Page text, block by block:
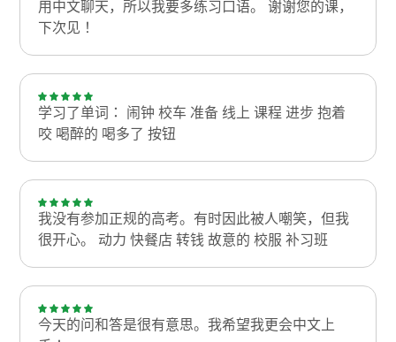
用中文聊天，所以我要多练习口语。 谢谢您的课，
下次见！
学习了单词： 闹钟 校车 准备 线上 课程 进步 抱着
咬 喝醉的 喝多了 按钮
我没有参加正规的高考。有时因此被人嘲笑，但我
很开心。 动力 快餐店 转钱 故意的 校服 补习班
今天的问和答是很有意思。我希望我更会中文上